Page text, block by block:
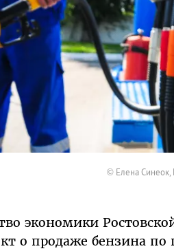
© Елена
экономики
о продаже бензина по